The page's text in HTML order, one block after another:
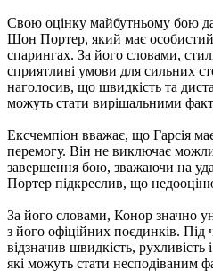
Свою оцінку майбутньому бою
Шон Портер, який має
спарингах. За його словами,
сприятливі умови для сильних
наголосив, що швидкість та
можуть стати вирішальними
Ексчемпіон вважає, що Гарсія
перемогу. Він не виключає
завершення бою, зважаючи на
Портер підкреслив, що
За його словами, Конор значно
з його офіційних поєдинків. Під
відзначив швидкість, рухливість
які можуть стати несподіваним